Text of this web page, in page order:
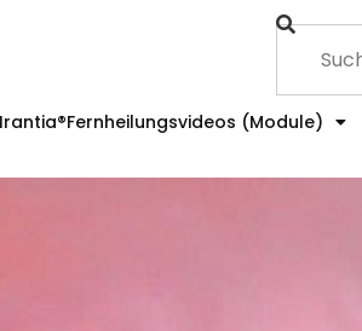
Irantia®Fernheilungsvideos (Module)